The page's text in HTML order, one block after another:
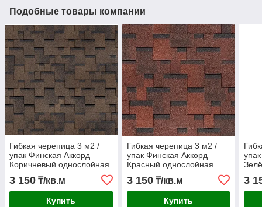
Подобные товары компании
Гибкая черепица 3 м2 /
упак Финская Аккорд
Коричневый однослойная
SHINGLAS
3 150 ₸/кв.м
Купить
Гибкая черепица 3 м2 /
упак Финская Аккорд
Красный однослойная
SHINGLAS
3 150₸/кв.м
Купить
3